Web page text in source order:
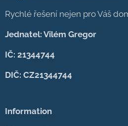
Rychlé řešení nejen pro Váš
Jednatel: Vilém Gregor
IČ: 21344744
DIČ: CZ21344744
Information